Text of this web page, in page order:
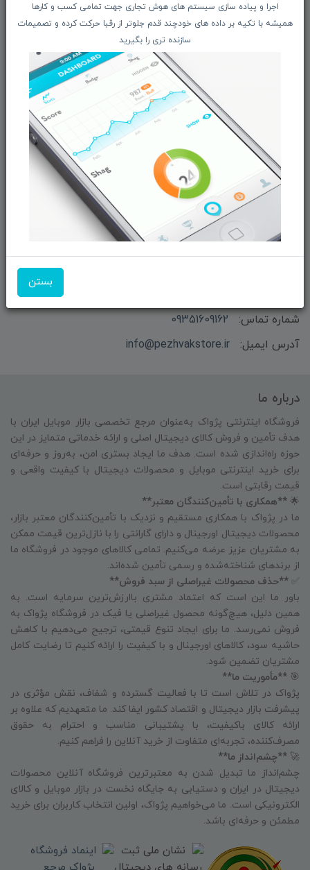
اجرا و پیاده سازی سیستم های هوش تجاری جهت تمامی کسب و کارها
همیشه با تکیه بر داده های خودچند قدم جلوتر از رقبا حرکت کرده و تصمیمات
سازنده تری را بگیرید
بستن
درباره ما بیشتر بدانید
از تخفیف‌ها و جدیدترین‌های فروشگاه ما باخبر شوید:
ثبت‌نام
ما را در شبکه‌های اجتماعی دنبال کنید:
بازرگانی و فروش محصولات MSI ماتریکس - جناب آقای
شماره تماس:
09351609162
آدرس ایمیل:
info@pezhvakstore.ir
درباره ما
فروشگاه اینترنتی پژواک به‌عنوان مرجع تخصصی بازار موبایل ایران با
هدف تأمین و فروش کالای دیجیتال اصلی و ارائه خدماتی متمایز در این
حوزه راه‌اندازی شده است. هدف ما ایجاد بستری امن، به‌روز و حرفه‌ای
برای خرید اینترنتی موبایل و محصولات دیجیتال با کیفیت واقعی و
قیمت رقابتی است.
🌟 **همکاری با تأمین‌کنندگان معتبر**
ما در پژواک با همکاری مستقیم و نزدیک با تأمین‌کنندگان معتبر بازار،
محصولات دیجیتال اورجینال و دارای گارانتی را با نازل‌ترین قیمت ممکن
به مشتریان عزیز عرضه می‌کنیم. تمامی کالاهای موجود در فروشگاه ما
از برندهای شناخته‌شده و رسمی تأمین شده‌اند.
✅ **حذف محصولات غیراصلی از سبد فروش**
باور ما این است که اعتماد مشتری باارزش‌ترین سرمایه است. به
همین دلیل، هیچ‌گونه محصول غیراصلی یا فیک در فروشگاه پژواک به
فروش نمی‌رسد. ما برای ایجاد تنوع قیمتی، ترجیح می‌دهیم با کاهش
حاشیه سود، کالاهای اورجینال و با کیفیت را ارائه کنیم تا رضایت کامل
مشتریان تضمین شود.
🎯 **مأموریت ما**
پژواک در تلاش است تا با فعالیت گسترده و شفاف، نقش مؤثری در
پیشرفت بازار دیجیتال و اقتصاد کشور ایفا کند. ما متعهدیم که علاوه بر
ارائه کالای باکیفیت، با پشتیبانی مناسب و احترام به حقوق
مصرف‌کننده، تجربه‌ای متفاوت از خرید آنلاین را فراهم کنیم.
🚀 **چشم‌انداز ما**
چشم‌انداز ما تبدیل شدن به معتبرترین فروشگاه آنلاین محصولات
دیجیتال در ایران و دستیابی به جایگاه نخست در بازار موبایل و کالای
الکترونیکی است. ما می‌خواهیم پژواک، اولین انتخاب کاربران برای خرید
مطمئن و حرفه‌ای باشد.